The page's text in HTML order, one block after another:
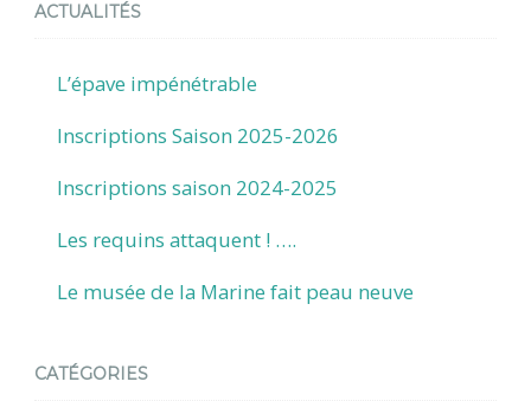
ACTUALITÉS
L’épave impénétrable
Inscriptions Saison 2025-2026
Inscriptions saison 2024-2025
Les requins attaquent ! ….
Le musée de la Marine fait peau neuve
CATÉGORIES